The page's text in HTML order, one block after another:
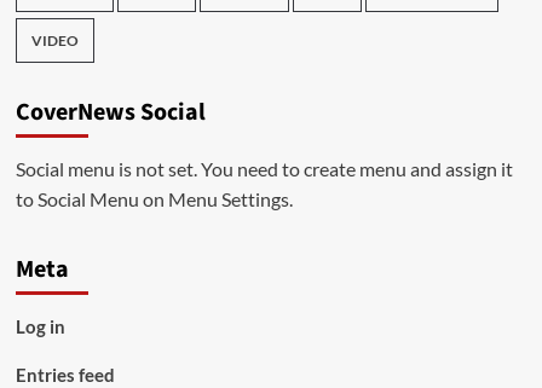
VIDEO
CoverNews Social
Social menu is not set. You need to create menu and assign it
to Social Menu on Menu Settings.
Meta
Log in
Entries feed